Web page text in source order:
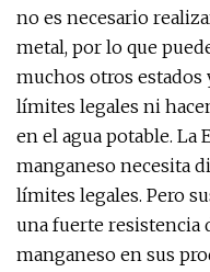
no es necesario
metal, por lo que
muchos otros estados
límites legales ni
en el agua potable. La
manganeso necesita
límites legales. Pero
una fuerte resistencia
manganeso en sus